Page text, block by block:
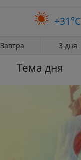
+31°C
Завтра 3 дня
Тема дня